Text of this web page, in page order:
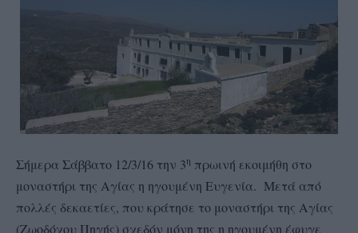
Σήμερα Σάββατο 12/3/16 την 3η πρωινή εκοιμήθη στο
μοναστήρι της Αγίας η ηγουμένη Ευγενία. Μετά από
πολλές δεκαετίες, που κράτησε το μοναστήρι της Αγίας
(Ζωοδόχου Πηγής) σχεδόν μόνη της η ηγουμένη έφυγε